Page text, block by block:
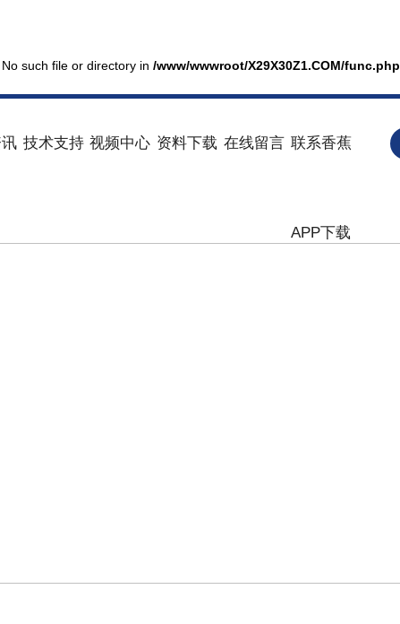
such file or directory in /www/wwwroot/X29X30Z1.COM/func.php
技术支持 视频中心 资料下载 在线留言 联系香蕉
APP下载